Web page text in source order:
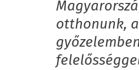
otthonunk,